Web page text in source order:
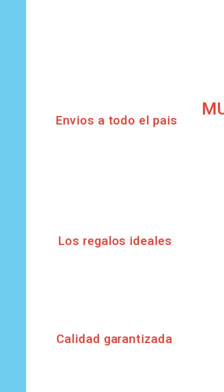
Envios a todo el pais
Los regalos ideales
Calidad garantizada